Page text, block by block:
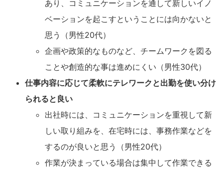
あり、コミュニケーションを通して新しいイノ
ベーションを起こすということには向かないと
思う（男性20代）
企画や政策的なものなど、チームワークを図る
ことや創造的な事は進めにくい（男性30代）
仕事内容に応じて柔軟にテレワークと出勤を使い分け
られると良い
出社時には、コミュニケーションを重視して新
しい取り組みを、在宅時には、事務作業などを
するのが良いと思う（男性20代）
作業が決まっている場合は集中して作業できる